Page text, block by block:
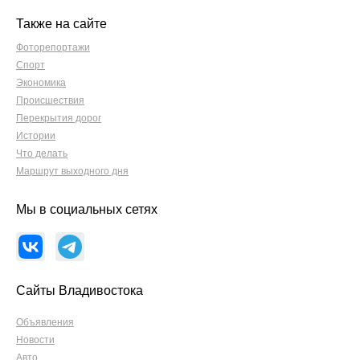
Также на сайте
Фоторепортажи
Спорт
Экономика
Происшествия
Перекрытия дорог
Истории
Что делать
Маршрут выходного дня
Мы в социальных сетях
Сайты Владивостока
Объявления
Новости